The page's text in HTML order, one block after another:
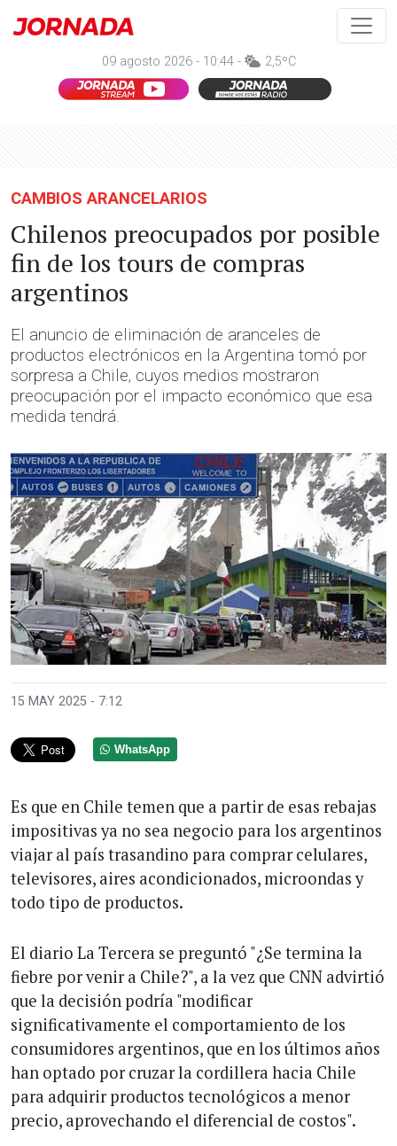
09 agosto 2026 - 10:44 - 2,5ºC
CAMBIOS ARANCELARIOS
Chilenos preocupados por posible
fin de los tours de compras
argentinos
El anuncio de eliminación de aranceles de
productos electrónicos en la Argentina tomó por
sorpresa a Chile, cuyos medios mostraron
preocupación por el impacto económico que esa
medida tendrá.
15 MAY 2025 - 7:12
WhatsApp
Es que en Chile temen que a partir de esas rebajas
impositivas ya no sea negocio para los argentinos
viajar al país trasandino para comprar celulares,
televisores, aires acondicionados, microondas y
todo tipo de productos.
El diario La Tercera se preguntó "¿Se termina la
fiebre por venir a Chile?", a la vez que CNN advirtió
que la decisión podría "modificar
significativamente el comportamiento de los
consumidores argentinos, que en los últimos años
han optado por cruzar la cordillera hacia Chile
para adquirir productos tecnológicos a menor
precio, aprovechando el diferencial de costos".